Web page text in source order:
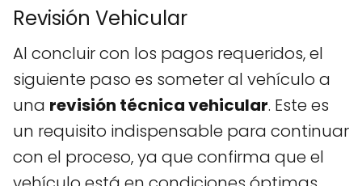
Revisión Vehicular
Al concluir con los pagos requeridos, el
siguiente paso es someter al vehículo a
una revisión técnica vehicular. Este es
un requisito indispensable para continuar
con el proceso, ya que confirma que el